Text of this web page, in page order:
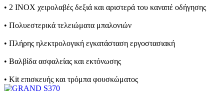
• 2 INOX χειρολαβές δεξιά και αριστερά του καναπέ οδήγησης
• Πολυεστερικά τελειώματα μπαλονιών
• Πλήρης ηλεκτρολογική εγκατάσταση εργοστασιακή
• Βαλβίδα ασφαλείας και εκτόνωσης
• Kit επισκευής και τρόμπα φουσκώματος